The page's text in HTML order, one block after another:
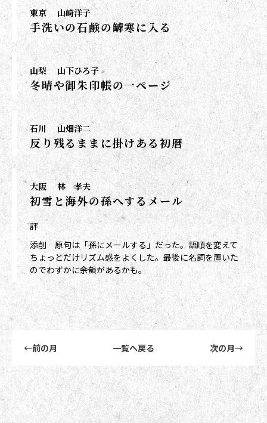
東京 山崎洋子
手洗いの石鹸の罅寒に入る
山梨 山下ひろ子
冬晴や御朱印帳の一ページ
石川 山畑洋二
反り残るままに掛けある初暦
大阪 林 孝夫
初雪と海外の孫へするメール
評
添削 原句は「孫にメールする」だった。語順を変えて
ちょっとだけリズム感をよくした。最後に名詞を置いた
のでわずかに余韻があるかも。
←前の月 一覧へ戻る 次の月→